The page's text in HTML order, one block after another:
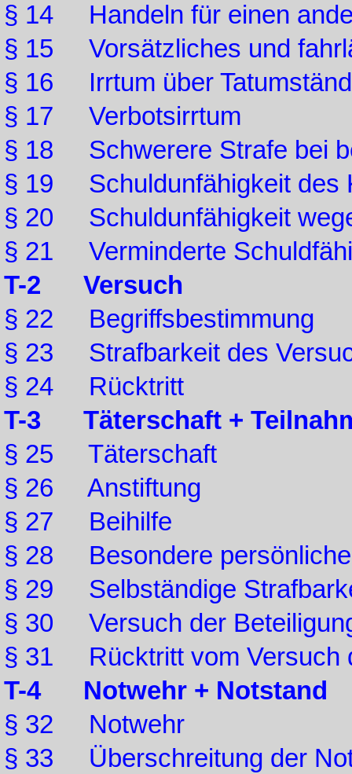
§ 14 Handeln für einen
§ 15 Vorsätzliches und
§ 16 Irrtum über
§ 17 Verbotsirrtum
§ 18 Schwerere Strafe bei
§ 19 Schuldunfähigkeit des
§ 20 Schuldunfähigkeit
§ 21 Verminderte
T-2 Versuch
§ 22 Begriffsbestimmung
§ 23 Strafbarkeit des
§ 24 Rücktritt
T-3 Täterschaft +
§ 25 Täterschaft
§ 26 Anstiftung
§ 27 Beihilfe
§ 28 Besondere persönliche
§ 29 Selbständige
§ 30 Versuch der
§ 31 Rücktritt vom Versuch
T-4 Notwehr + Notstand
§ 32 Notwehr
§ 33 Überschreitung der